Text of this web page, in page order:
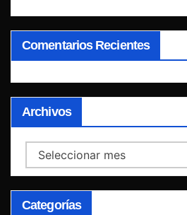
Comentarios Recientes
Archivos
Archivos
Categorías